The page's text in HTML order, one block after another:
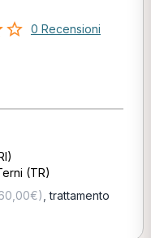
0 Recensioni
(TR)
,trattamento